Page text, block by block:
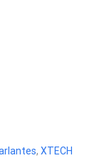
, XTECH